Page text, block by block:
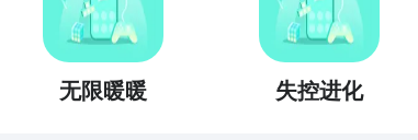
无限暖暖 失控进化